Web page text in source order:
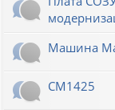
Машина
СМ1425